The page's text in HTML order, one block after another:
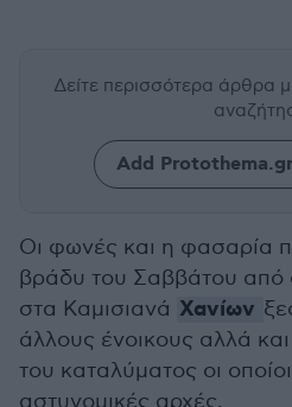
Δείτε περισσότερα άρθρα
Add
Οι φωνές και η φασαρία
βράδυ του Σαββάτου από
στα Καμισιανά Χανίων
άλλους ένοικους αλλά
του καταλύματος οι
αστυνομικές αρχές.